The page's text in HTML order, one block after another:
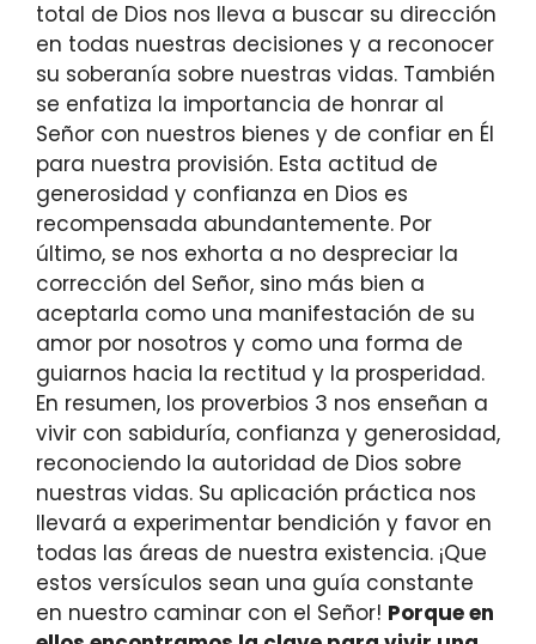
total de Dios nos lleva a buscar su dirección
en todas nuestras decisiones y a reconocer
su soberanía sobre nuestras vidas. También
se enfatiza la importancia de honrar al
Señor con nuestros bienes y de confiar en Él
para nuestra provisión. Esta actitud de
generosidad y confianza en Dios es
recompensada abundantemente. Por
último, se nos exhorta a no despreciar la
corrección del Señor, sino más bien a
aceptarla como una manifestación de su
amor por nosotros y como una forma de
guiarnos hacia la rectitud y la prosperidad.
En resumen, los proverbios 3 nos enseñan a
vivir con sabiduría, confianza y generosidad,
reconociendo la autoridad de Dios sobre
nuestras vidas. Su aplicación práctica nos
llevará a experimentar bendición y favor en
todas las áreas de nuestra existencia. ¡Que
estos versículos sean una guía constante
en nuestro caminar con el Señor! Porque en